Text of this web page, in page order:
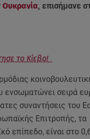
Ουκρανία, επισήμανε
το Κίεβο!
ενσωματώνει σειρά
συναντήσεις του
Επιτροπής, τα
επίπεδο, είναι στο